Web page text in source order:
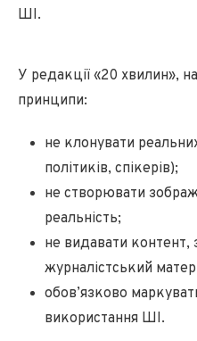
ШІ.
У редакції «20 хвилин»,
принципи:
не клонувати
політиків, спікерів);
не створювати
реальність;
не видавати контент,
журналістський
обов’язково
використання ШІ.